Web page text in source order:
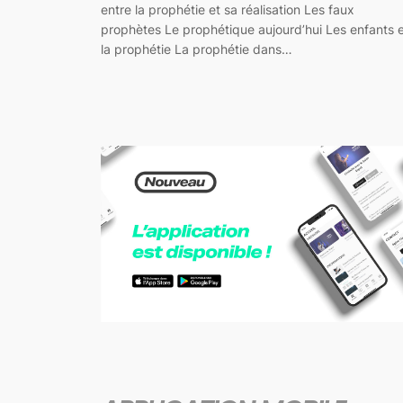
entre la prophétie et sa réalisation Les faux
prophètes Le prophétique aujourd’hui Les enfants
la prophétie La prophétie dans…